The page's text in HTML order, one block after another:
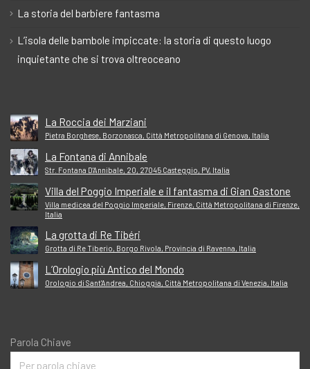
La storia del barbiere fantasma
L’isola delle bambole impiccate: la storia di questo luogo
inquietante che si trova oltreoceano
La Roccia dei Marziani
Pietra Borghese, Borzonasca, Città Metropolitana di Genova, Italia
La Fontana di Annibale
Str. Fontana D'Annibale, 20, 27045 Casteggio, PV, Italia
Villa del Poggio Imperiale e il fantasma di Gian Gastone
Villa medicea del Poggio Imperiale, Firenze, Città Metropolitana di Firenze,
Italia
La grotta di Re Tibéri
Grotta di Re Tiberio, Borgo Rivola, Provincia di Ravenna, Italia
L’Orologio più Antico del Mondo
Orologio di Sant'Andrea, Chioggia, Città Metropolitana di Venezia, Italia
Parola Chiave